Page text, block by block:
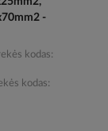
-
kodas
kodas